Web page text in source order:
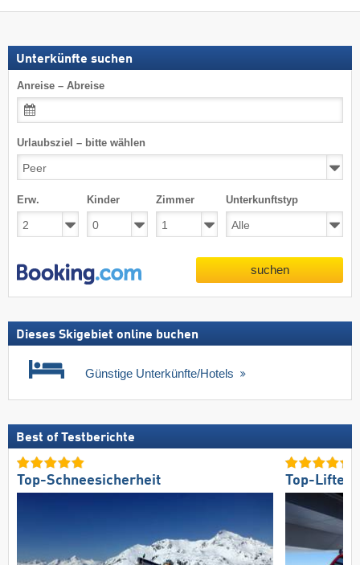
Unterkünfte suchen
Anreise – Abreise
Urlaubsziel – bitte wählen
Erw. Kinder Zimmer Unterkunftstyp
suchen
Dieses Skigebiet online buchen
Günstige Unterkünfte/Hotels
Best of Testberichte
Top-Schneesicherheit Top-Lifte/